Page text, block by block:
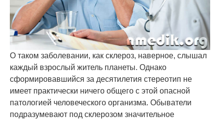
О таком заболевании, как склероз, наверное, слышал
каждый взрослый житель планеты. Однако
сформировавшийся за десятилетия стереотип не
имеет практически ничего общего с этой опасной
патологией человеческого организма. Обыватели
подразумевают под склерозом значительное